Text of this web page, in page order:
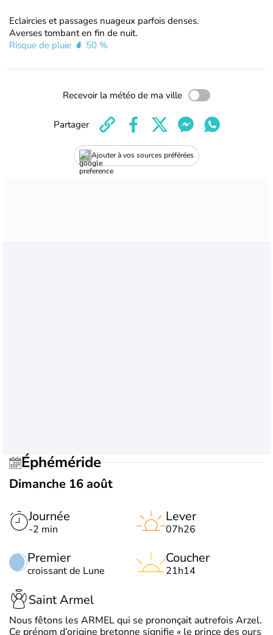
Eclaircies et passages nuageux parfois denses.
Averses tombant en fin de nuit.
Risque de pluie
50 %
Recevoir la météo de ma ville
Ajouter à vos sources préférées
Partager
Éphéméride
Dimanche 16 août
Journée
-2 min
Premier
croissant de Lune
Lever
07h26
Coucher
21h14
Saint Armel
Nous fêtons les ARMEL qui se prononçait autrefois Arzel.
Ce prénom d’origine bretonne signifie « le prince des ours